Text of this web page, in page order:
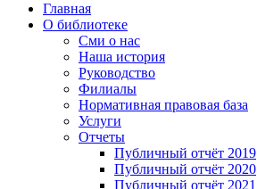
Главная
О библиотеке
Сми о нас
Наша история
Руководство
Филиалы
Нормативная правовая база
Услуги
Отчеты
Публичный отчёт 2019
Публичный отчёт 2020
Публичный отчёт 2021